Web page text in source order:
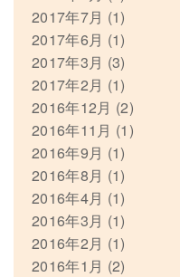
2017年7月 (1)
2017年6月 (1)
2017年3月 (3)
2017年2月 (1)
2016年12月 (2)
2016年11月 (1)
2016年9月 (1)
2016年8月 (1)
2016年4月 (1)
2016年3月 (1)
2016年2月 (1)
2016年1月 (2)